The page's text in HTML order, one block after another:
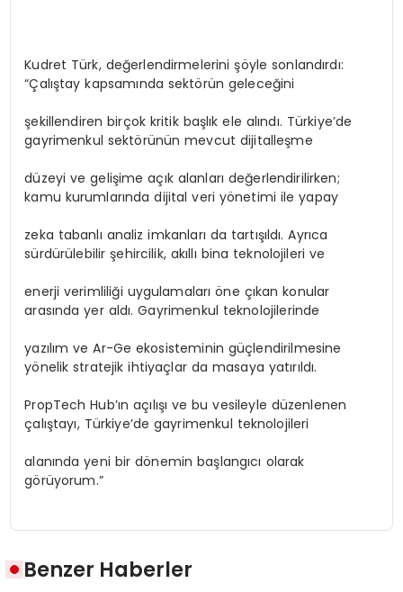
Kudret Türk, değerlendirmelerini şöyle sonlandırdı:
“Çalıştay kapsamında sektörün geleceğini
şekillendiren birçok kritik başlık ele alındı. Türkiye’de
gayrimenkul sektörünün mevcut dijitalleşme
düzeyi ve gelişime açık alanları değerlendirilirken;
kamu kurumlarında dijital veri yönetimi ile yapay
zeka tabanlı analiz imkanları da tartışıldı. Ayrıca
sürdürülebilir şehircilik, akıllı bina teknolojileri ve
enerji verimliliği uygulamaları öne çıkan konular
arasında yer aldı. Gayrimenkul teknolojilerinde
yazılım ve Ar-Ge ekosisteminin güçlendirilmesine
yönelik stratejik ihtiyaçlar da masaya yatırıldı.
PropTech Hub’ın açılışı ve bu vesileyle düzenlenen
çalıştayı, Türkiye’de gayrimenkul teknolojileri
alanında yeni bir dönemin başlangıcı olarak
görüyorum.”
Benzer Haberler